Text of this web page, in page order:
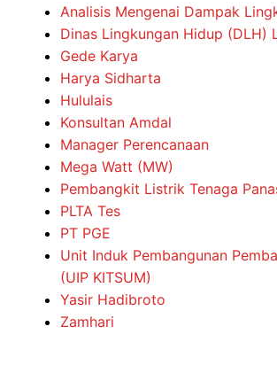
Analisis Mengenai Dampak
Dinas Lingkungan Hidup (DLH)
Gede Karya
Harya Sidharta
Hululais
Konsultan Amdal
Manager Perencanaan
Mega Watt (MW)
Pembangkit Listrik Tenaga
PLTA Tes
PT PGE
Unit Induk Pembangunan
(UIP KITSUM)
Yasir Hadibroto
Zamhari